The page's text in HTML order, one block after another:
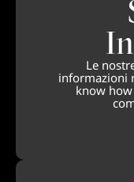
Le
informazioni
know how